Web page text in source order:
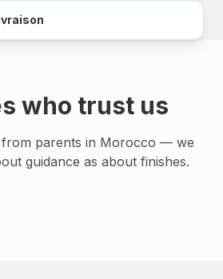
who trust us
from parents in Morocco — we
guidance as about finishes.